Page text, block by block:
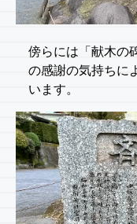
傍らには「献木の
の感謝の気持ちに
います。